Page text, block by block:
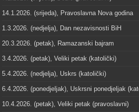
14.1.2026. (srijeda), Pravoslavna Nova godina
1.3.2026. (nedjelja), Dan nezavisnosti BiH
20.3.2026. (petak), Ramazanski bajram
3.4.2026. (petak), Veliki petak (katolički)
5.4.2026. (nedjelja), Uskrs (katolički)
6.4.2026. (ponedjeljak), Uskrsni ponedjeljak
10.4.2026. (petak), Veliki petak (pravoslavni)